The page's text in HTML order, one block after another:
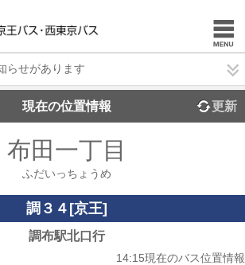
らせがあります
現在の位置情報 更新
布田一丁目
ふだいっちょうめ
調３４[京王]
調布駅北口行
14:15現在のバス位置情報